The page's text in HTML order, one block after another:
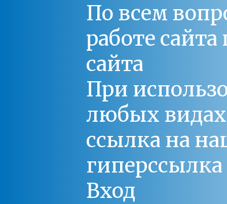
По всем
работе
сайта
При
любых
ссылка на
Вход